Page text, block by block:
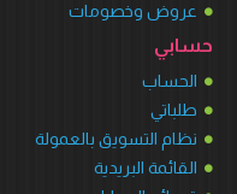
عروض وخصومات
حسابي
الحساب
طلباتي
نظام التسويق بالعمولة
القائمة البريدية